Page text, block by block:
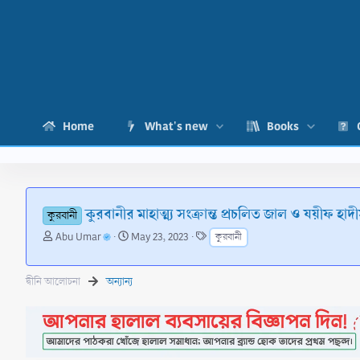
Home What's new Books
কুরবানী কুরবানীর মাহাত্ম্য সংক্রান্ত প্রচলিত জাল ও যয়ীফ
T
r
e
s
t
Abu Umar
S
a
r
a
t
May 23, 2023
T
a
g
কুরবানী
দ্বীনি আলোচনা অন্যান্য